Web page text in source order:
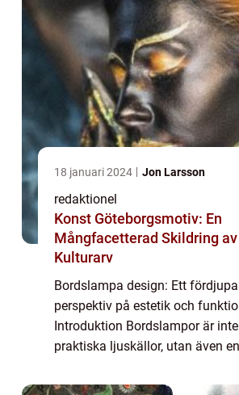
18 januari 2024 Jon Larsson
redaktionel
Konst Göteborgsmotiv: En
Mångfacetterad Skildring
Kulturarv
Bordslampa design: Ett
perspektiv på estetik och
Introduktion Bordslampor är
praktiska ljuskällor, utan även
och stämningen i ett rum. I